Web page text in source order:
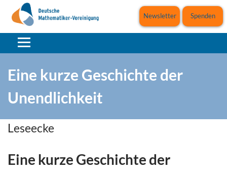
Spenden
Newsletter
Eine kurze Geschichte der
Unendlichkeit
Leseecke
Eine kurze Geschichte der